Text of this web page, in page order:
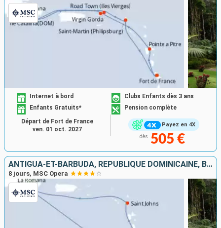
Payez en 4X
Internet à bord
Clubs Enfants dès 3 ans
Enfants Gratuits*
Pension complète
dès 505 €
Départ de Fort de France
ven. 01 oct. 2027
ANTIGUA-ET-BARBUDA, RÉPUBLIQUE DOMINICAINE, BARBADE, MARTINIQUE
8 jours, MSC Opera